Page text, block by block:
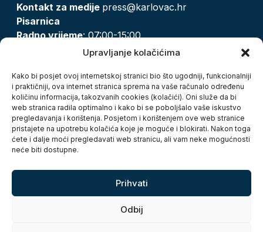
Upravljanje kolačićima
Kako bi posjet ovoj internetskoj stranici bio što ugodniji, funkcionalniji
i praktičniji, ova internet stranica sprema na vaše računalo određenu
količinu informacija, takozvanih cookies (kolačići). Oni služe da bi
web stranica radila optimalno i kako bi se poboljšalo vaše iskustvo
pregledavanja i korištenja. Posjetom i korištenjem ove web stranice
pristajete na upotrebu kolačića koje je moguće i blokirati. Nakon toga
ćete i dalje moći pregledavati web stranicu, ali vam neke mogućnosti
neće biti dostupne.
Prihvati
Odbij
Kontakt za medije press@karlovac.hr
Pisarnica
Radno vrijeme: 07:00-15:00
pisarnica@karlovac.hr
Zaštita osobnih podataka
Pristup informacijama
Kolačići
Izjava o pristupačnosti
Turistička zajednica grada Karlovca